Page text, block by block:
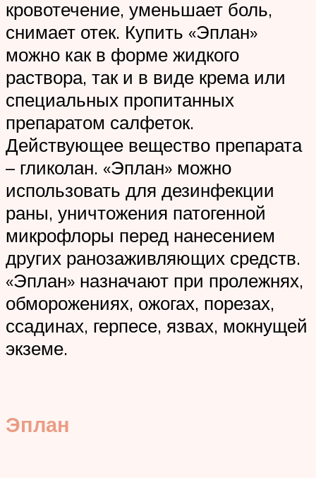
кровотечение, уменьшает боль,
снимает отек. Купить «Эплан»
можно как в форме жидкого
раствора, так и в виде крема или
специальных пропитанных
препаратом салфеток.
Действующее вещество препарата
– гликолан. «Эплан» можно
использовать для дезинфекции
раны, уничтожения патогенной
микрофлоры перед нанесением
других ранозаживляющих средств.
«Эплан» назначают при пролежнях,
обморожениях, ожогах, порезах,
ссадинах, герпесе, язвах, мокнущей
экземе.
Эплан